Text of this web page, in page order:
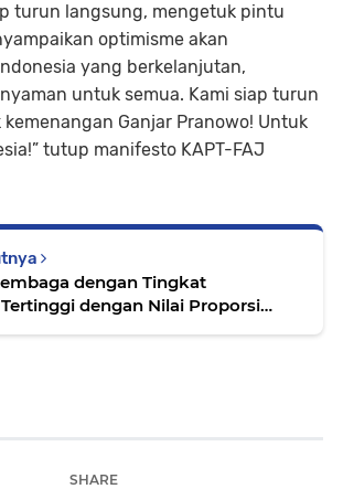
turun langsung, mengetuk pintu
optimisme akan
yang berkelanjutan,
untuk semua. Kami siap turun
Ganjar Pranowo! Untuk
tutup manifesto KAPT-FAJ
dengan Tingkat
dengan Nilai Proporsi
SHARE